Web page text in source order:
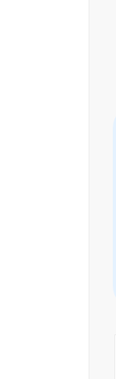
이
‘
원
사
끊
두